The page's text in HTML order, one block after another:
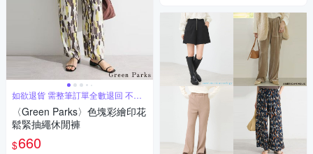
如欲退貨 需整筆訂單全數退回 不能
單退
〈Green Parks〉色塊彩繪印花
鬆緊抽繩休閒褲
$660